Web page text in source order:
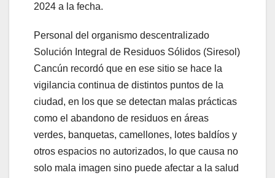
2024 a la fecha.
Personal del organismo descentralizado
Solución Integral de Residuos Sólidos (Siresol)
Cancún recordó que en ese sitio se hace la
vigilancia continua de distintos puntos de la
ciudad, en los que se detectan malas prácticas
como el abandono de residuos en áreas
verdes, banquetas, camellones, lotes baldíos y
otros espacios no autorizados, lo que causa no
solo mala imagen sino puede afectar a la salud